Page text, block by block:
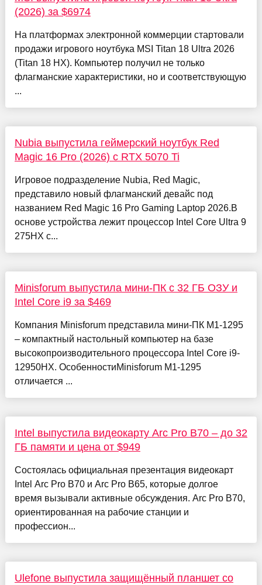
(2026) за $6974
На платформах электронной коммерции стартовали
продажи игрового ноутбука MSI Titan 18 Ultra 2026
(Titan 18 HX). Компьютер получил не только
флагманские характеристики, но и соответствующую
...
Nubia выпустила геймерский ноутбук Red
Magic 16 Pro (2026) с RTX 5070 Ti
Игровое подразделение Nubia, Red Magic,
представило новый флагманский девайс под
названием Red Magic 16 Pro Gaming Laptop 2026.В
основе устройства лежит процессор Intel Core Ultra 9
275HX с...
Minisforum выпустила мини-ПК с 32 ГБ ОЗУ и
Intel Core i9 за $469
Компания Minisforum представила мини-ПК M1-1295
– компактный настольный компьютер на базе
высокопроизводительного процессора Intel Core i9-
12950HX. ОсобенностиMinisforum M1-1295
отличается ...
Intel выпустила видеокарту Arc Pro B70 – до 32
ГБ памяти и цена от $949
Состоялась официальная презентация видеокарт
Intel Arc Pro B70 и Arc Pro B65, которые долгое
время вызывали активные обсуждения. Arc Pro B70,
ориентированная на рабочие станции и
профессион...
Ulefone выпустила защищённый планшет со